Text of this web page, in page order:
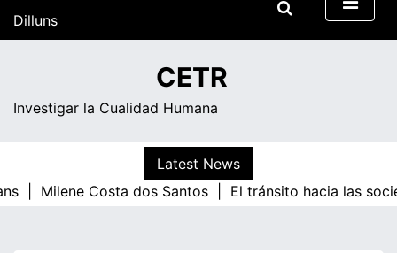
Dilluns
CETR
Investigar la Cualidad Humana
Latest News
|
Milene Costa dos Santos | El tránsito hacia las